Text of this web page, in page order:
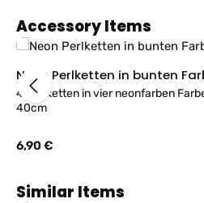
Produktgalerie überspringen
Accessory Items
Neon Perlketten in bunten
4 Perlketten in vier neonfarben
40cm
Regulärer Preis:
6,90 €
Produktgalerie überspringen
Similar Items